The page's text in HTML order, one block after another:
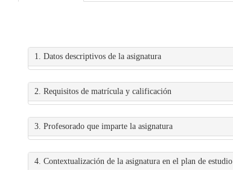
1. Datos descriptivos de la asignatura
2. Requisitos de matrícula y calificación
3. Profesorado que imparte la asignatura
4. Contextualización de la asignatura en el plan de estudio